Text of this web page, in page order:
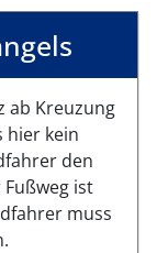
ab Kreuzung
hier kein
den
ist
muss